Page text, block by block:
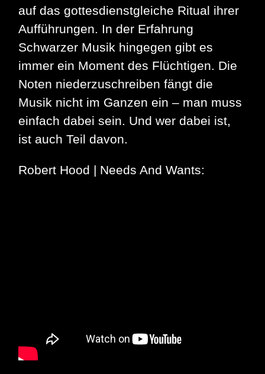
auf das gottesdienstgleiche Ritual ihrer
Aufführungen. In der Erfahrung
Schwarzer Musik hingegen gibt es
immer ein Moment des Flüchtigen. Die
Noten niederzuschreiben fängt die
Musik nicht im Ganzen ein – man muss
einfach dabei sein. Und wer dabei ist,
ist auch Teil davon.
Robert Hood | Needs And Wants: